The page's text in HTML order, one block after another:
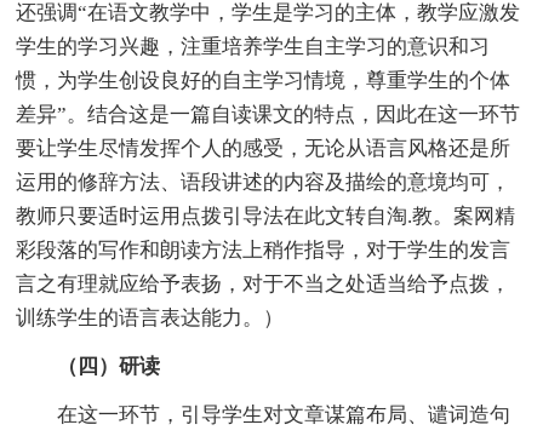
还强调“在语文教学中，学生是学习的主体，教学应激发
学生的学习兴趣，注重培养学生自主学习的意识和习
惯，为学生创设良好的自主学习情境，尊重学生的个体
差异”。结合这是一篇自读课文的特点，因此在这一环节
要让学生尽情发挥个人的感受，无论从语言风格还是所
运用的修辞方法、语段讲述的内容及描绘的意境均可，
教师只要适时运用点拨引导法在此文转自淘.教。案网精
彩段落的写作和朗读方法上稍作指导，对于学生的发言
言之有理就应给予表扬，对于不当之处适当给予点拨，
训练学生的语言表达能力。）
（四）研读
在这一环节，引导学生对文章谋篇布局、谴词造句